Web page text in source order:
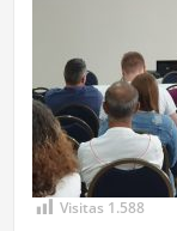
Visitas 1.588